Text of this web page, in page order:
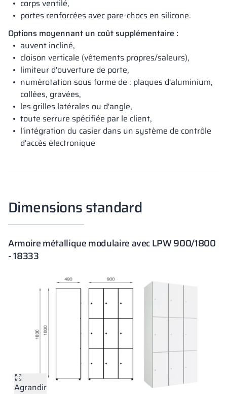
corps ventilé,
portes renforcées avec pare-chocs en silicone.
Options moyennant un coût supplémentaire :
auvent incliné,
cloison verticale (vêtements propres/saleurs),
limiteur d'ouverture de porte,
numérotation sous forme de : plaques d'aluminium,
collées, gravées,
les grilles latérales ou d'angle,
toute serrure spécifiée par le client,
l'intégration du casier dans un système de contrôle
d'accès électronique
Dimensions standard
Armoire métallique modulaire avec LPW 900/1800
- 18333
Agrandir